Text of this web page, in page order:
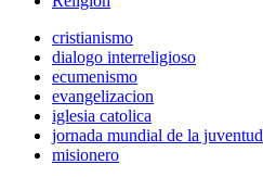
cristianismo
dialogo interreligioso
ecumenismo
evangelizacion
iglesia catolica
jornada mundial de la juventud
misionero